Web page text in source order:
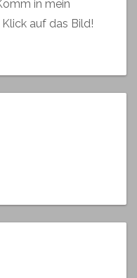
in mein
auf das Bild!